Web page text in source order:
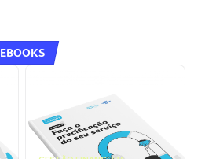
EBOOKS